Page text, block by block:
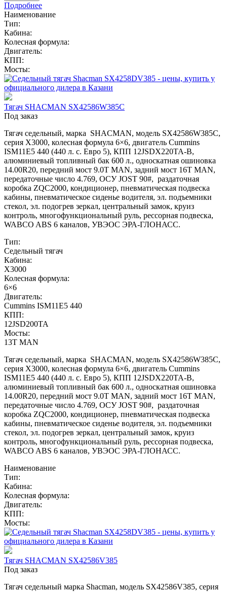
Подробнее
Наименование
Тип:
Кабина:
Колесная формула:
Двигатель:
КПП:
Мосты:
Тягач SHACMAN SX42586W385C
Под заказ
Тягач седельный, марка SHACMAN, модель SX42586W385C,
серия Х3000, колесная формула 6×6, двигатель Cummins
ISM11E5 440 (440 л. с. Евро 5), КПП 12JSDX220TA-B,
алюминиевый топливный бак 600 л., односкатная ошиновка
14.00R20, передний мост 9.0T MAN, задний мост 16T MAN,
передаточные число 4.769, ОСУ JOST 90#, раздаточная
коробка ZQC2000, кондиционер, пневматическая подвеска
кабины, пневматическое сиденье водителя, эл. подъемники
стекол, эл. подогрев зеркал, центральный замок, круиз
контроль, многофункциональный руль, рессорная подвеска,
WABCO ABS 6 каналов, УВЭОС ЭРА-ГЛОНАСС.
Тип:
Седельный тягач
Кабина:
X3000
Колесная формула:
6×6
Двигатель:
Cummins ISM11E5 440
КПП:
12JSD200TA
Мосты:
13T MAN
Тягач седельный, марка SHACMAN, модель SX42586W385C,
серия Х3000, колесная формула 6×6, двигатель Cummins
ISM11E5 440 (440 л. с. Евро 5), КПП 12JSDX220TA-B,
алюминиевый топливный бак 600 л., односкатная ошиновка
14.00R20, передний мост 9.0T MAN, задний мост 16T MAN,
передаточные число 4.769, ОСУ JOST 90#, раздаточная
коробка ZQC2000, кондиционер, пневматическая подвеска
кабины, пневматическое сиденье водителя, эл. подъемники
стекол, эл. подогрев зеркал, центральный замок, круиз
контроль, многофункциональный руль, рессорная подвеска,
WABCO ABS 6 каналов, УВЭОС ЭРА-ГЛОНАСС.
Наименование
Тип:
Кабина:
Колесная формула:
Двигатель:
КПП:
Мосты:
Тягач SHACMAN SX42586V385
Под заказ
Тягач седельный марка Shacman, модель SX42586V385, серия